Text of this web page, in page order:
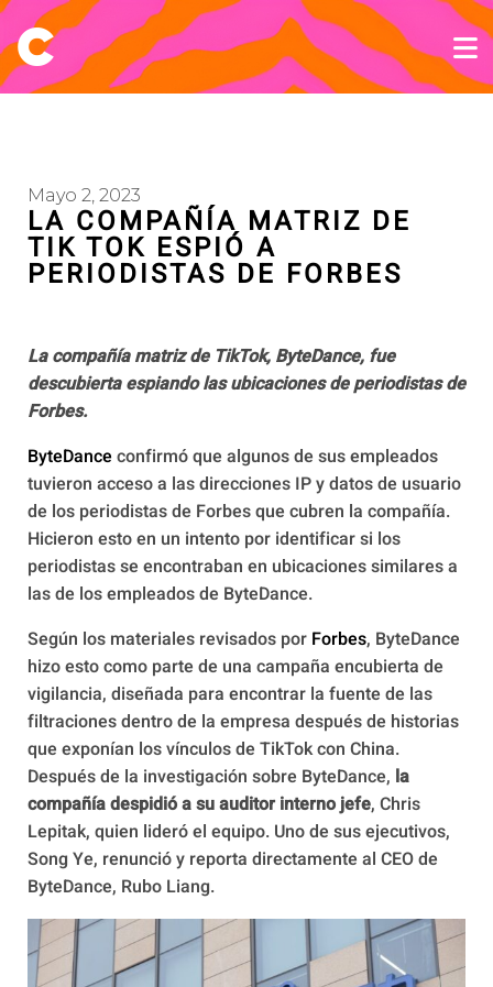
Mayo 2, 2023
LA COMPAÑÍA MATRIZ DE
TIK TOK ESPIÓ A
PERIODISTAS DE FORBES
La compañía matriz de TikTok, ByteDance, fue
descubierta espiando las ubicaciones de periodistas de
Forbes.
ByteDanceconfirmó que algunos de sus empleados
tuvieron acceso a las direcciones IP y datos de usuario
de los periodistas de Forbes que cubren la compañía.
Hicieron esto en un intento por identificar si los
periodistas se encontraban en ubicaciones similares a
las de los empleados de ByteDance.
Según los materiales revisados por Forbes, ByteDance
hizo esto como parte de una campaña encubierta de
vigilancia, diseñada para encontrar la fuente de las
filtraciones dentro de la empresa después de historias
que exponían los vínculos de TikTok con China.
Después de la investigación sobre ByteDance, la
compañía despidió a su auditor interno jefe, Chris
Lepitak, quien lideró el equipo. Uno de sus ejecutivos,
Song Ye, renunció y reporta directamente al CEO de
ByteDance, Rubo Liang.